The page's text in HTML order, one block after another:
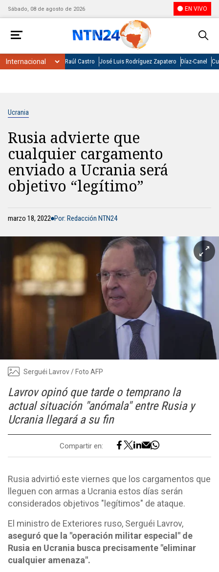
Sábado, 08 de agosto de 2026 EN VIVO
Raúl Castro José Luis Rodríguez Zapatero Díaz-Canel
Ucrania
Rusia advierte que
cualquier cargamento
enviado a Ucrania será
objetivo “legítimo”
marzo 18, 2022 Por: Redacción NTN24
Serguéi Lavrov / Foto AFP
Lavrov opinó que tarde o temprano la
actual situación "anómala" entre Rusia y
Ucrania llegará a su fin
Compartir en:
Rusia advirtió este viernes que los cargamentos que
lleguen con armas a Ucrania estos días serán
considerados objetivos "legítimos" de ataque.
El ministro de Exteriores ruso, Serguéi Lavrov,
aseguró que la "operación militar especial" de
Rusia en Ucrania busca precisamente "eliminar
cualquier amenaza".